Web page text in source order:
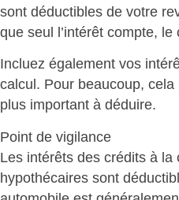
sont déductibles de votre
que seul l’intérêt compte,
Incluez également vos
calcul. Pour beaucoup, cela
plus important à déduire.
Point de vigilance
Les intérêts des crédits à la
hypothécaires sont